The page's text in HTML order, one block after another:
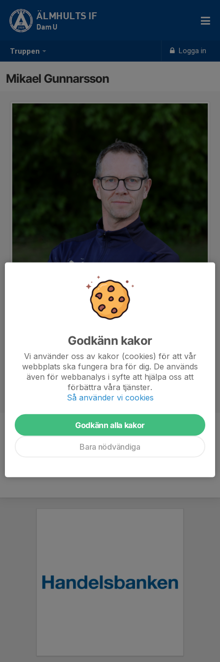
Truppen Logga in
ÄLMHULTS IF
Dam U
Mikael Gunnarsson
Titel
Godkänn kakor
Vi använder oss av kakor (cookies) för att vår
webbplats ska fungera bra för dig. De används
även för webbanalys i syfte att hjälpa oss att
förbättra våra tjänster.
Så använder vi cookies
Godkänn alla kakor
Bara nödvändiga